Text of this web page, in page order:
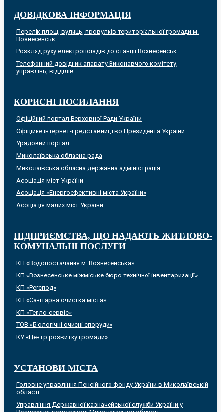
ДОВІДКОВА ІНФОРМАЦІЯ
Перелік площ, вулиць, провулків територіальної громади м.
Вознесенськ
Розклад руху електропоїздів до станції Вознесенськ
Телефонний довідник апарату Виконавчого комітету,
управлінь, відділів
КОРИСНІ ПОСИЛАННЯ
Офіційний портал Верховної Ради України
Офіційне інтернет-представництво Президента України
Урядовий портал
Миколаївська обласна рада
Миколаївська обласна державна адміністрація
Асоціація міст України
Асоціація «Енергоефективні міста України»
Асоціація малих міст України
ПІДПРИЄМСТВА, ЩО НАДАЮТЬ ЖИТЛОВО-
КОМУНАЛЬНІ ПОСЛУГИ
КП «Водопостачання м. Вознесенська»
КП «Вознесенське міжміське бюро технічної інвентаризації»
КП «Регспод»
КП «Санітарна очистка міста»
КП «Тепло-сервіс»
ТОВ «Біологічні очисні споруди»
КУ «Центр розвитку громади»
УСТАНОВИ МІСТА
Головне управління Пенсійного фонду України в Миколаївській
області
Управління Державної казначейської служби України у